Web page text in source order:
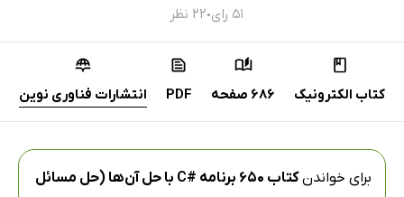
۵۱ رای ● ۲۲ نظر
کتاب الکترونیک 686 صفحه PDF انتشارات فناوری نوین
برای خواندن
کتاب 650 برنامه #C با حل آن‌ها (حل مسائل